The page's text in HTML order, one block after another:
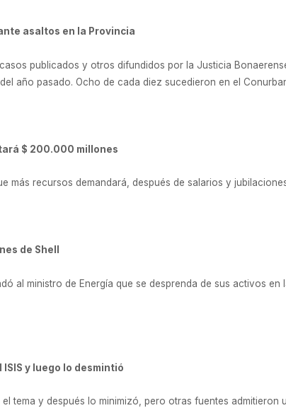
asaltos en la Provincia
publicados y otros difundidos por la Justicia
año pasado. Ocho de cada diez sucedieron en el
$ 200.000 millones
más recursos demandará, después de salarios y
de Shell
al ministro de Energía que se desprenda de sus activos
y luego lo desmintió
tema y después lo minimizó, pero otras fuentes